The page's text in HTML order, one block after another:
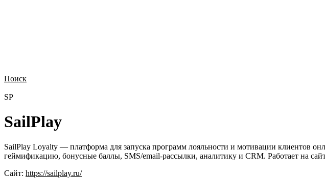
Поиск
SP
SailPlay
SailPlay Loyalty — платформа для запуска программ лояльности и мотивации клиентов
геймификацию, бонусные баллы, SMS/email-рассылки, аналитику и CRM. Работает на
Сайт: https://sailplay.ru/